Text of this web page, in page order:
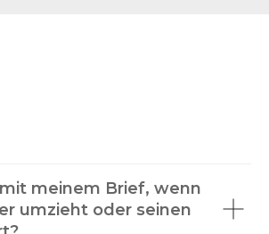
meinem Brief, wenn
umzieht oder seinen